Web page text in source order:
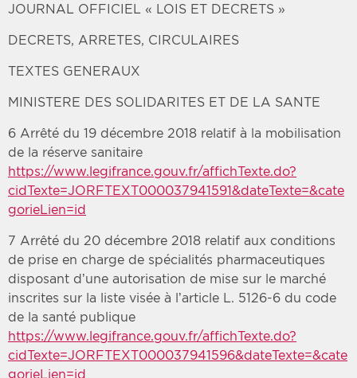
JOURNAL OFFICIEL « LOIS ET DECRETS »
DECRETS, ARRETES, CIRCULAIRES
TEXTES GENERAUX
MINISTERE DES SOLIDARITES ET DE LA SANTE
6 Arrêté du 19 décembre 2018 relatif à la mobilisation
de la réserve sanitaire
https://www.legifrance.gouv.fr/affichTexte.do?
cidTexte=JORFTEXT000037941591&dateTexte=&cate
gorieLien=id
7 Arrêté du 20 décembre 2018 relatif aux conditions
de prise en charge de spécialités pharmaceutiques
disposant d’une autorisation de mise sur le marché
inscrites sur la liste visée à l’article L. 5126-6 du code
de la santé publique
https://www.legifrance.gouv.fr/affichTexte.do?
cidTexte=JORFTEXT000037941596&dateTexte=&cate
gorieLien=id